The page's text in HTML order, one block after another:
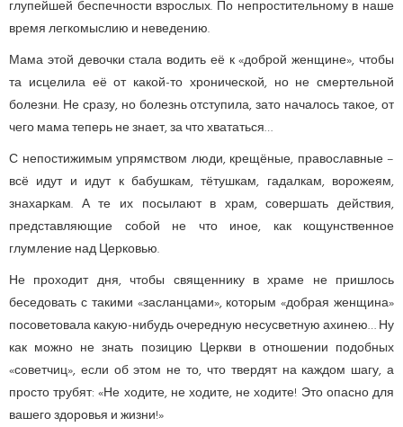
глупейшей беспечности взрослых. По непростительному в наше
время легкомыслию и неведению.
Мама этой девочки стала водить её к «доброй женщине», чтобы
та исцелила её от какой-то хронической, но не смертельной
болезни. Не сразу, но болезнь отступила, зато началось такое, от
чего мама теперь не знает, за что хвататься…
С непостижимым упрямством люди, крещёные, православные –
всё идут и идут к бабушкам, тётушкам, гадалкам, ворожеям,
знахаркам. А те их посылают в храм, совершать действия,
представляющие собой не что иное, как кощунственное
глумление над Церковью.
Не проходит дня, чтобы священнику в храме не пришлось
беседовать с такими «засланцами», которым «добрая женщина»
посоветовала какую-нибудь очередную несусветную ахинею… Ну
как можно не знать позицию Церкви в отношении подобных
«советчиц», если об этом не то, что твердят на каждом шагу, а
просто трубят: «Не ходите, не ходите, не ходите! Это опасно для
вашего здоровья и жизни!»